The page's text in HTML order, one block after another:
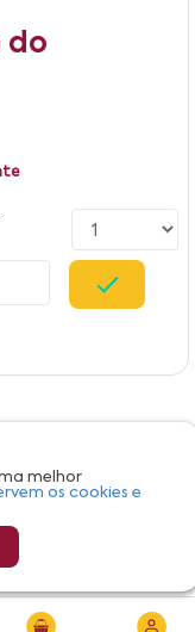
do
melhor
os cookies e